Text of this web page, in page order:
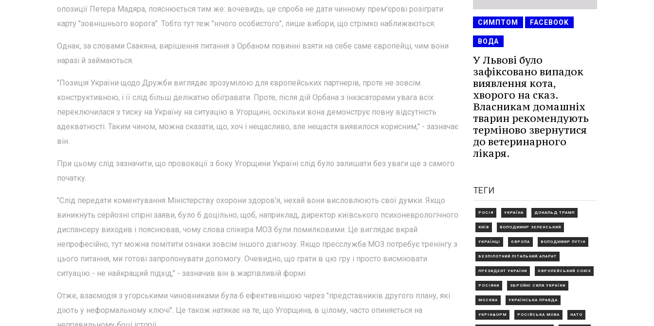
опозиції Петера Мадяра, пояснюється тим же: вочевидь, це спроба не дати чинному прем'єрові розіграти
карту "зовнішнього ворога". Тобто тут теж "нічого особистого", лише вибори, що стрімко наближаються.
Однак, за словами Саакяна, вирішення питання з Орбаном повинні взяти на себе саме європейці, чим вони
наразі й займаються.
"Позиція України щодо Дружби виглядає зрозумілою для європейських партнерів, проте не зовсім
конструктивною, і її слід більш делікатно обігравати. Проте, після дій Орбана з інкасаторами увага всіх
переключилася з тиску на Україну на ситуацію в Угорщині, оскільки вона демонструє повну відсутність
адекватності. Таким чином, можна сказати, що, хоч і нещасливо, але нещастя виявилося корисним," - зазначає
він.
При цьому слід зазначити, що провокації з боку Угорщини Україні слід було залишати без уваги ще з самого
початку.
"Слід передати коментування Міністерству охорони здоров'я, нехай вони висловлюють свої думки. Якщо
виникнуть серйозні спірні заяви, було б доцільно, щоб, наприклад, директор київського психоневрологічного
диспансеру виходив і пояснював, чому слова спікера МОЗ були помилковими. Це виглядає вкрай
непрофесійно, тут можна помітити ознаки зовсім іншого діагнозу. Якщо пресслужба МОЗ потребує тренінгу з
цього питання, ми готові запропонувати допомогу. Очевидно, що грати в цю гру і просто висміювати
ситуацію - не найкращий підхід," - зазначив він в жартівливій формі.
Отже, взаємодія з угорськими чиновниками була б ефективнішою через "представників другого плану, які
діють у неформальному ключі". Це також натякає на те, що Угорщина, в цілому, часто опиняється на
СИМПТОМ FACEBOOK
ВОДА
У Львові було
зафіксовано випадок
виявлення кота,
хворого на сказ.
Власникам домашніх
тварин рекомендують
терміново звернутися
до ветеринарного
лікаря.
ТЕГИ
РОСІЯ УКРАЇНА ДОНАЛЬД ТРАМП
КИЇВ ВОЛОДИМИР ЗЕЛЕНСЬКИЙ
УКРАЇНЦІ ЄВРОПА ВОЛОДИМИР ПУТІН
БЕЗПІЛОТНИЙ ЛІТАЛЬНИЙ АПАРАТ
ПРЕЗИДЕНТ УКРАЇНИ ЄВРОПЕЙСЬКИЙ СОЮЗ
РОСІЯНИ ЗБРОЙНІ СИЛИ УКРАЇНИ
МОСКВА УКРАЇНСЬКА ПРАВДА
УКРІНФОРМ РОСІЙСЬКА МОВА НАТО